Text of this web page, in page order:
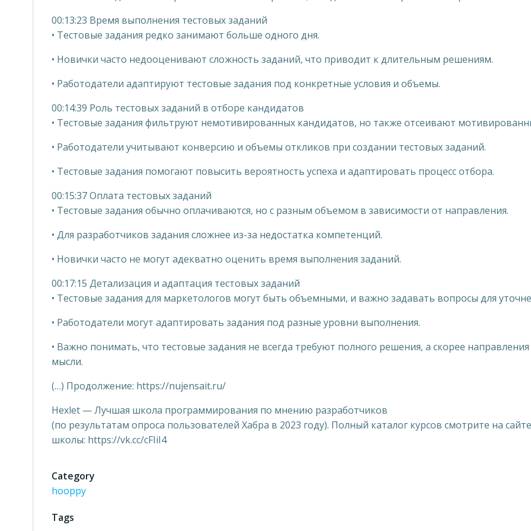
00:13:23 Время выполнения тестовых заданий
• Тестовые задания редко занимают больше одного дня.
• Новички часто недооценивают сложность заданий, что приводит к длительным решениям.
• Работодатели адаптируют тестовые задания под конкретные условия и объемы.
00:14:39 Роль тестовых заданий в отборе кандидатов
• Тестовые задания фильтруют немотивированных кандидатов, но также отсеивают
• Работодатели учитывают конверсию и объемы откликов при создании тестовых заданий.
• Тестовые задания помогают повысить вероятность успеха и адаптировать процесс отбора.
00:15:37 Оплата тестовых заданий
• Тестовые задания обычно оплачиваются, но с разным объемом в зависимости от направления.
• Для разработчиков задания сложнее из-за недостатка компетенций.
• Новички часто не могут адекватно оценить время выполнения заданий.
00:17:15 Детализация и адаптация тестовых заданий
• Тестовые задания для маркетологов могут быть объемными, и важно задавать вопросы для
• Работодатели могут адаптировать задания под разные уровни выполнения.
• Важно понимать, что тестовые задания не всегда требуют полного решения, а скорее направления
мысли.
(…) Продолжение: https://nujensait.ru/
Hexlet — Лучшая школа программирования по мнению разработчиков
(по результатам опроса пользователей Хабра в 2023 году). Полный каталог курсов смотрите на сайте
школы: https://vk.cc/cFIiI4
Category
hooppy
Tags